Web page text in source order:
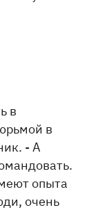
в
в
- А
опыта
очень